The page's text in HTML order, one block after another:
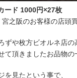
ード 1000円×27枚
之阪のお客様の店頭
ずや枚方ビオルネ店
て頂きましたお品物の
を見たという事で、